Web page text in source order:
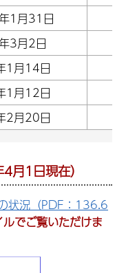
1月31日
3月2日
1月14日
1月12日
2月20日
4月1日現在）
状況（PDF：136.6
ルでご覧いただけま